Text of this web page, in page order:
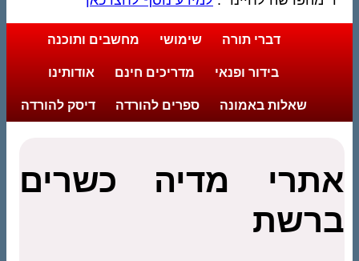
דברי תורה שימושי מחשבים ותוכנה
בידור ופנאי מדריכים חינם אודותינו
שאלות באמונה ספרים להורדה דיסק להורדה
אתרי מדיה כשרים
ברשת